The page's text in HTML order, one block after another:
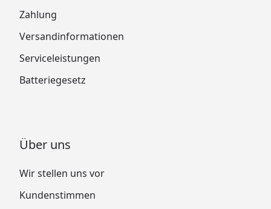
Zahlung
Versandinformationen
Serviceleistungen
Batteriegesetz
Über uns
Wir stellen uns vor
Kundenstimmen